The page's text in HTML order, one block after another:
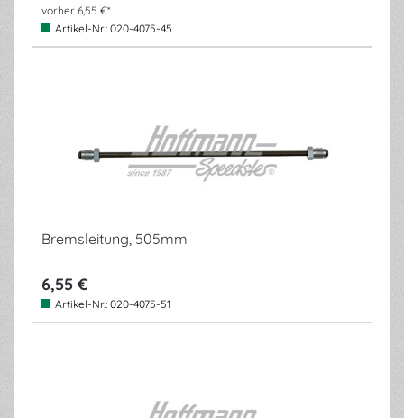
vorher 6,55 €*
Artikel-Nr.: 020-4075-45
Bremsleitung, 505mm
6,55 €
Artikel-Nr.: 020-4075-51